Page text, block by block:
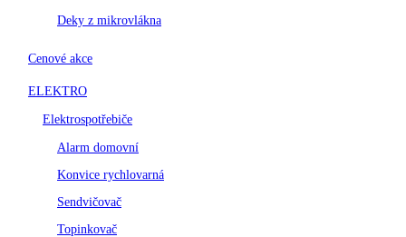
Deky z mikrovlákna
Cenové akce
ELEKTRO
Elektrospotřebiče
Alarm domovní
Konvice rychlovarná
Sendvičovač
Topinkovač